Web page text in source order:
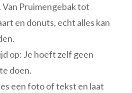
Van Pruimengebak tot
en donuts, echt alles kan
op: Je hoeft zelf geen
doen.
een foto of tekst en laat